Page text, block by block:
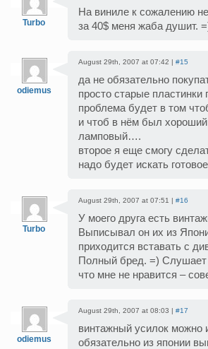
Turbo
На виниле к сожалению
за 40$ меня жаба душит.
odiemus
August 29th, 2007 at 07:42 | #15
да не обязательно
просто старые
проблема будет в том
и чтоб в нём был
ламповый….
второе я еще смогу
надо будет искать
Turbo
August 29th, 2007 at 07:51 | #16
У моего друга есть
Выписывал он их из
приходится вставать с
Полный бред. =) Слушает
что мне не нравится –
odiemus
August 29th, 2007 at 08:03 | #17
винтажный усилок можно
обязательно из японии